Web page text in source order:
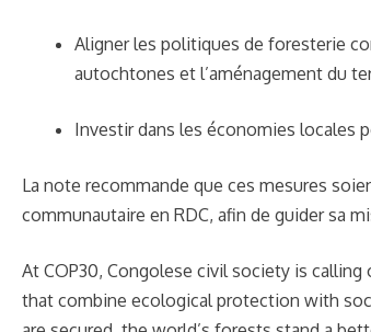
Aligner les politiques de foresterie
autochtones et l’aménagement du
Investir dans les économies locales
La note recommande que ces mesures
communautaire en RDC, afin de guider sa
At COP30, Congolese civil society is
that combine ecological protection with